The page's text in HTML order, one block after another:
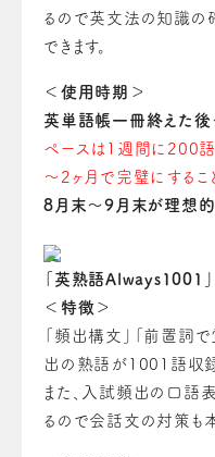
るので英文法の知識の
できます。
＜使用時期＞
英単語帳一冊終えた後
ペースは1週間に200語
～2ヶ月で完璧にするこ
8月末～9月末が理想的
「英熟語Always1001」
＜特徴＞
「頻出構文」「前置詞
出の熟語が1001語収録
また、入試頻出の口語
るので会話文の対策も